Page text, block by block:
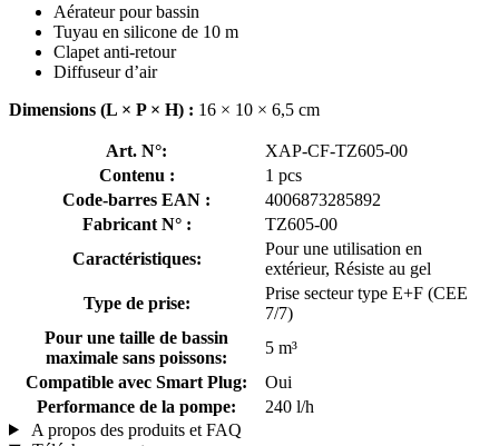
Aérateur pour bassin
Tuyau en silicone de 10 m
Clapet anti-retour
Diffuseur d’air
Dimensions (L × P × H) : 16 × 10 × 6,5 cm
Art. N°:
XAP-CF-TZ605-00
Contenu :
1 pcs
Code-barres EAN :
4006873285892
Fabricant N° :
TZ605-00
Caractéristiques:
Pour une utilisation en
extérieur, Résiste au gel
Type de prise:
Prise secteur type E+F (CEE
7/7)
Pour une taille de bassin
maximale sans poissons:
5 m³
Compatible avec Smart Plug:
Oui
Performance de la pompe:
240 l/h
A propos des produits et FAQ